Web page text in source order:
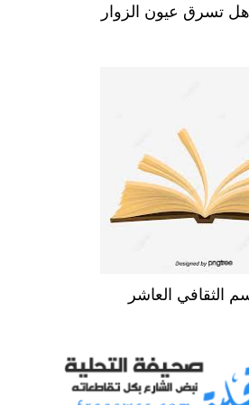
هل تسرق عيون الزوار
الثقافي العاشر